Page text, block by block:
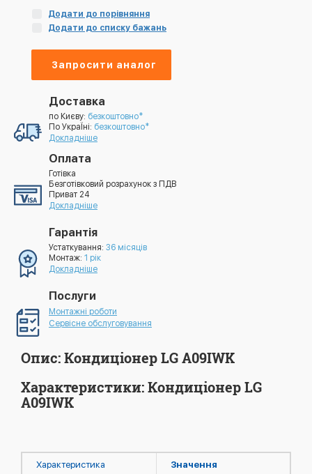
Додати до порівняння
Додати до списку бажань
Запросити аналог
Доставка
по Києву: безкоштовно*
По УкраЇні: безкоштовно*
Докладніше
Оплата
Готівка
Безготівковий розрахунок з ПДВ
Приват 24
Докладніше
Гарантія
Устаткування: 36 місяців
Монтаж: 1 рік
Докладніше
Послуги
Монтажні роботи
Сервісне обслуговування
Опис: Кондиціонер LG A09IWK
Характеристики: Кондиціонер LG
A09IWK
Характеристика Значення